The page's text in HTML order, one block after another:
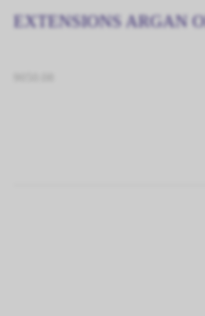
EXTENSIONS ARGAN